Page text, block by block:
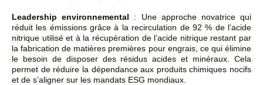
Leadership environnemental : Une approche novatrice qui
réduit les émissions grâce à la recirculation de 92 % de l’acide
nitrique utilisé et à la récupération de l’acide nitrique restant par
la fabrication de matières premières pour engrais, ce qui élimine
le besoin de disposer des résidus acides et minéraux. Cela
permet de réduire la dépendance aux produits chimiques nocifs
et de s’aligner sur les mandats ESG mondiaux.